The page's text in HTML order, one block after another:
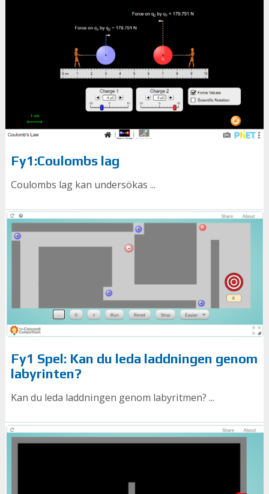
Fy1:Coulombs lag
Coulombs lag kan undersökas ...
Fy1 Spel: Kan du leda laddningen genom
labyrinten?
Kan du leda laddningen genom labyritmen? ...